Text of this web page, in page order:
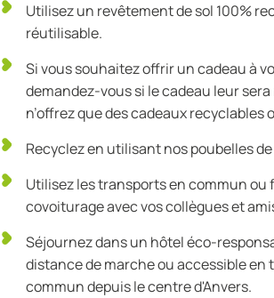
Utilisez un revêtement de sol 100%
réutilisable.
Si vous souhaitez offrir un cadeau à
demandez-vous si le cadeau leur
n’offrez que des cadeaux recyclables
Recyclez en utilisant nos poubelles
Utilisez les transports en commun ou
covoiturage avec vos collègues et
Séjournez dans un hôtel éco-
distance de marche ou accessible en
commun depuis le centre d'Anvers.